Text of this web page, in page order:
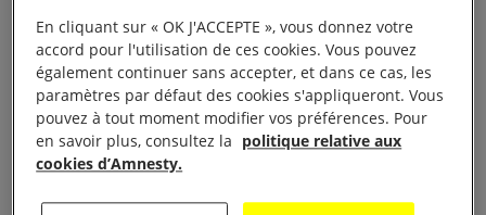
arbitrairement.
Ce que dit le droit
international
En cliquant sur « OK J'ACCEPTE », vous donnez votre
accord pour l'utilisation de ces cookies. Vous pouvez
également continuer sans accepter, et dans ce cas, les
paramètres par défaut des cookies s'appliqueront. Vous
pouvez à tout moment modifier vos préférences. Pour
en savoir plus, consultez la politique relative aux
cookies d’Amnesty.